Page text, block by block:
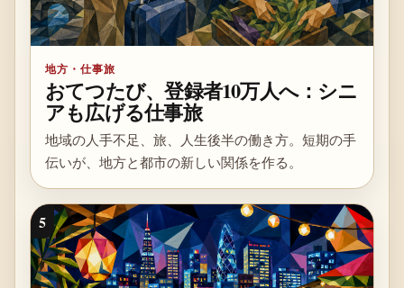
地方・仕事旅
おてつたび、登録者10万人へ：シニ
アも広げる仕事旅
地域の人手不足、旅、人生後半の働き方。短期の手
伝いが、地方と都市の新しい関係を作る。
5